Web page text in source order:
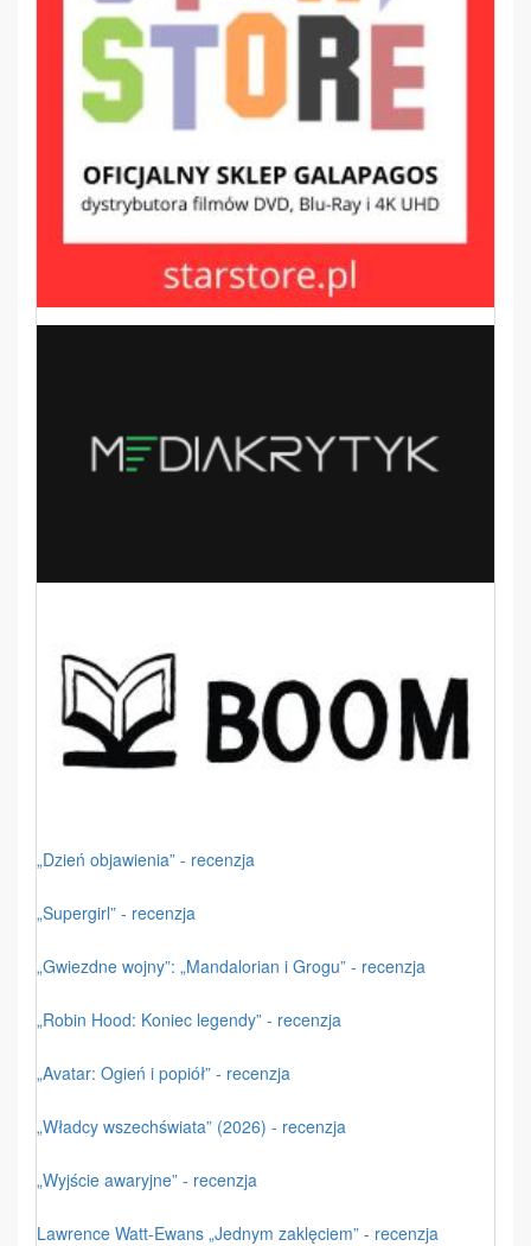
„Dzień objawienia” - recenzja
„Supergirl” - recenzja
„Gwiezdne wojny”: „Mandalorian i Grogu” - recenzja
„Robin Hood: Koniec legendy” - recenzja
„Avatar: Ogień i popiół” - recenzja
„Władcy wszechświata” (2026) - recenzja
„Wyjście awaryjne” - recenzja
Lawrence Watt-Ewans „Jednym zaklęciem” - recenzja